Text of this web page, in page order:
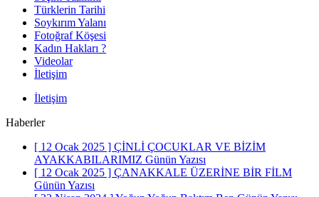
Türklerin Tarihi
Soykırım Yalanı
Fotoğraf Köşesi
Kadın Hakları ?
Videolar
İletişim
İletişim
Haberler
[ 12 Ocak 2025 ] ÇİNLİ ÇOCUKLAR VE BİZİM
AYAKKABILARIMIZ Günün Yazısı
[ 12 Ocak 2025 ] ÇANAKKALE ÜZERİNE BİR FİLM
Günün Yazısı